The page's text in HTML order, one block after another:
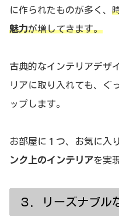
に作られたものが多く、
魅力が増してきます。
古典的なインテリアデザ
リアに取り入れても、ぐ
ップします。
お部屋に１つ、お気に入
ンク上のインテリアを実
３．リーズナブル